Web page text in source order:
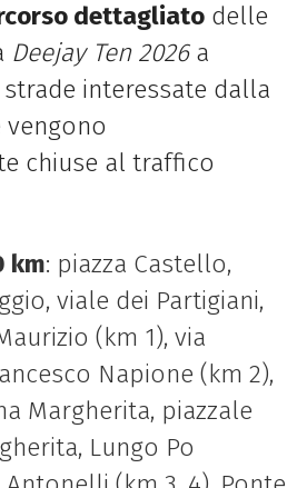
dettagliatodelle
Deejay Ten 2026a
interessate dalla
vengono
chiuse al traffico
km: piazza Castello,
viale dei Partigiani,
(km 1), via
Napione (km 2),
Margherita, piazzale
Lungo Po